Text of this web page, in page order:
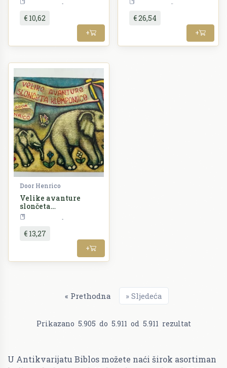
€ 10,62
+
€ 26,54
+
Door Henrico
Velike avanture
slončeta
klemponjice
€ 13,27
+
« Prethodna » Sljedeća
Prikazano 5.905 do 5.911 od 5.911 rezultat
U Antikvarijatu Biblos možete naći širok asortiman